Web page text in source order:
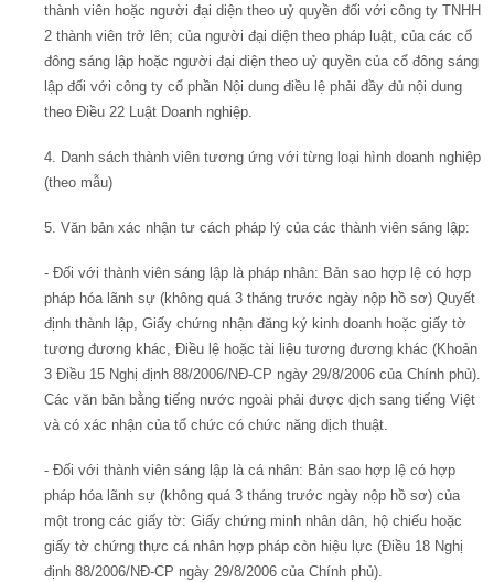
thành viên hoặc người đại diện theo uỷ quyền đối với công ty TNHH
2 thành viên trở lên; của người đại diện theo pháp luật, của các cổ
đông sáng lập hoặc người đại diện theo uỷ quyền của cổ đông sáng
lập đối với công ty cổ phần Nội dung điều lệ phải đầy đủ nội dung
theo Điều 22 Luật Doanh nghiệp.
4. Danh sách thành viên tương ứng với từng loại hình doanh nghiệp
(theo mẫu)
5. Văn bản xác nhận tư cách pháp lý của các thành viên sáng lập:
- Đối với thành viên sáng lập là pháp nhân: Bản sao hợp lệ có hợp
pháp hóa lãnh sự (không quá 3 tháng trước ngày nộp hồ sơ) Quyết
định thành lập, Giấy chứng nhận đăng ký kinh doanh hoặc giấy tờ
tương đương khác, Điều lệ hoặc tài liệu tương đương khác (Khoản
3 Điều 15 Nghị định 88/2006/NĐ-CP ngày 29/8/2006 của Chính phủ).
Các văn bản bằng tiếng nước ngoài phải được dịch sang tiếng Việt
và có xác nhận của tổ chức có chức năng dịch thuật.
- Đối với thành viên sáng lập là cá nhân: Bản sao hợp lệ có hợp
pháp hóa lãnh sự (không quá 3 tháng trước ngày nộp hồ sơ) của
một trong các giấy tờ: Giấy chứng minh nhân dân, hộ chiếu hoặc
giấy tờ chứng thực cá nhân hợp pháp còn hiệu lực (Điều 18 Nghị
định 88/2006/NĐ-CP ngày 29/8/2006 của Chính phủ).